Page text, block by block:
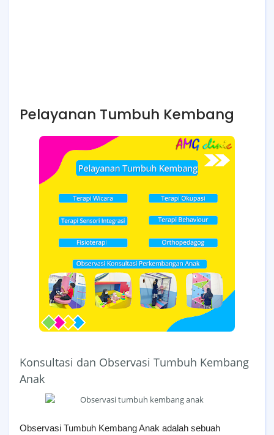
Pelayanan Tumbuh Kembang
Konsultasi dan Observasi Tumbuh Kembang
Anak
Observasi Tumbuh Kembang Anak adalah sebuah